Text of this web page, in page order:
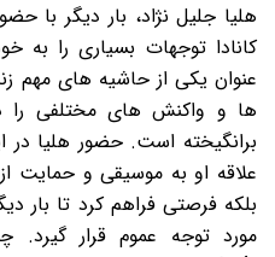
هلیا جلیل نژاد، بار دیگر با
کانادا توجهات بسیاری را به
عنوان یکی از حاشیه های
ها و واکنش های مختلفی را
برانگیخته است. حضور هلیا در
علاقه او به موسیقی و حمایت
بلکه فرصتی فراهم کرد تا بار
مورد توجه عموم قرار گیرد.